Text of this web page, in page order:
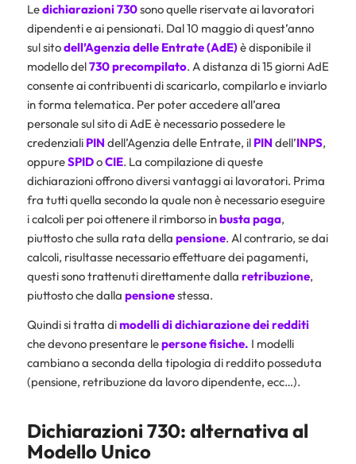
Ledichiarazioni 730sono quelle riservate ai lavoratori
dipendenti e ai pensionati. Dal 10 maggio di quest’anno
sul sitodell’Agenziadelle Entrate (AdE)è disponibile il
modello del730 precompilato. A distanza di 15 giorni AdE
consente ai contribuenti di scaricarlo, compilarlo e inviarlo
in forma telematica. Per poter accedere all’area
personale sul sito di AdE è necessario possedere le
credenziali PIN dell’Agenzia delle Entrate, il PIN dell’INPS,
oppureSPIDoCIE. La compilazione di queste
dichiarazioni offrono diversi vantaggi ai lavoratori. Prima
fra tutti quella secondo la quale non è necessario eseguire
i calcoli per poi ottenere il rimborso inbusta paga,
piuttosto che sulla rata della pensione. Al contrario, se dai
calcoli, risultasse necessario effettuare dei pagamenti,
questi sono trattenuti direttamente dalla retribuzione,
piuttosto che dalla pensionestessa.
Quindi si tratta dimodelli di dichiarazione dei redditi
che devono presentare lepersone fisiche. I modelli
cambiano a seconda della tipologia di reddito posseduta
(pensione, retribuzione da lavoro dipendente, ecc…).
Dichiarazioni 730: alternativa al
Modello Unico